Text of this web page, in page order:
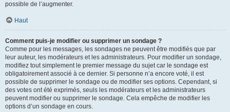
possible de l’augmenter.
Haut
Comment puis-je modifier ou supprimer un sondage ?
Comme pour les messages, les sondages ne peuvent être modifiés que par
leur auteur, les modérateurs et les administrateurs. Pour modifier un sondage,
modifiez tout simplement le premier message du sujet car le sondage est
obligatoirement associé à ce dernier. Si personne n’a encore voté, il est
possible de supprimer le sondage ou de modifier ses options. Cependant, si
des votes ont été exprimés, seuls les modérateurs et les administrateurs
peuvent modifier ou supprimer le sondage. Cela empêche de modifier les
options d’un sondage en cours.